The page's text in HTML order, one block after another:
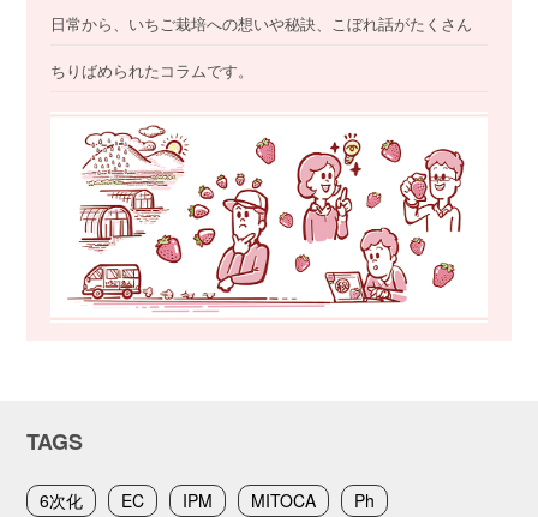
日常から、いちご栽培への想いや秘訣、こぼれ話がたくさん
ちりばめられたコラムです。
TAGS
6次化 EC IPM MITOCA
Ph